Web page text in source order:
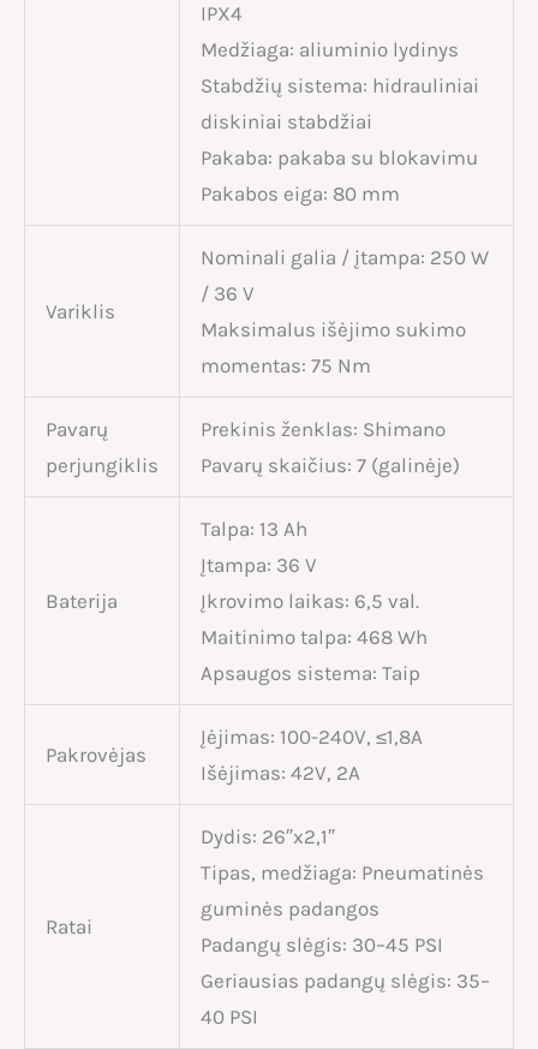
IPX4
Medžiaga: aliuminio lydinys
Stabdžių sistema: hidrauliniai
diskiniai stabdžiai
Pakaba: pakaba su blokavimu
Pakabos eiga: 80 mm
Variklis
Nominali galia / įtampa: 250 W
/ 36 V
Maksimalus išėjimo sukimo
momentas: 75 Nm
Pavarų
perjungiklis
Prekinis ženklas: Shimano
Pavarų skaičius: 7 (galinėje)
Baterija
Talpa: 13 Ah
Įtampa: 36 V
Įkrovimo laikas: 6,5 val.
Maitinimo talpa: 468 Wh
Apsaugos sistema: Taip
Pakrovėjas
Įėjimas: 100-240V, ≤1,8A
Išėjimas: 42V, 2A
Ratai
Dydis: 26″x2,1″
Tipas, medžiaga: Pneumatinės
guminės padangos
Padangų slėgis: 30–45 PSI
Geriausias padangų slėgis: 35–
40 PSI